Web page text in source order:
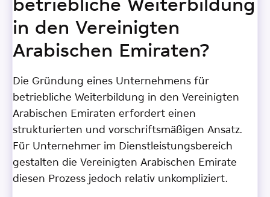
betriebliche Weiterbildung
in den Vereinigten
Arabischen Emiraten?
Die Gründung eines Unternehmens für
betriebliche Weiterbildung in den Vereinigten
Arabischen Emiraten erfordert einen
strukturierten und vorschriftsmäßigen Ansatz.
Für Unternehmer im Dienstleistungsbereich
gestalten die Vereinigten Arabischen Emirate
diesen Prozess jedoch relativ unkompliziert.